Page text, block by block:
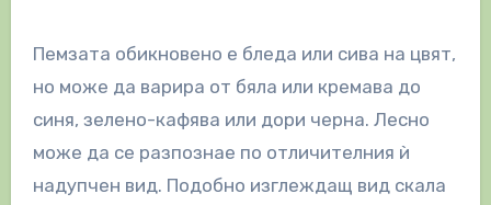
Пемзата обикновено е бледа или сива на цвят,
но може да варира от бяла или кремава до
синя, зелено-кафява или дори черна. Лесно
може да се разпознае по отличителния ѝ
надупчен вид. Подобно изглеждащ вид скала